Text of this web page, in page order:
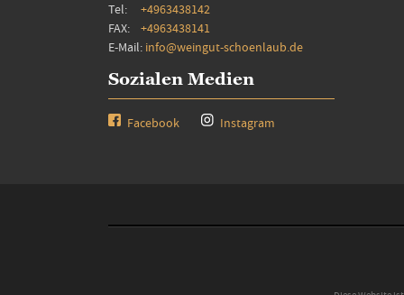
Tel: +4963438142
FAX: +4963438141
E-Mail: info@weingut-schoenlaub.de
Sozialen Medien
Facebook Instagram